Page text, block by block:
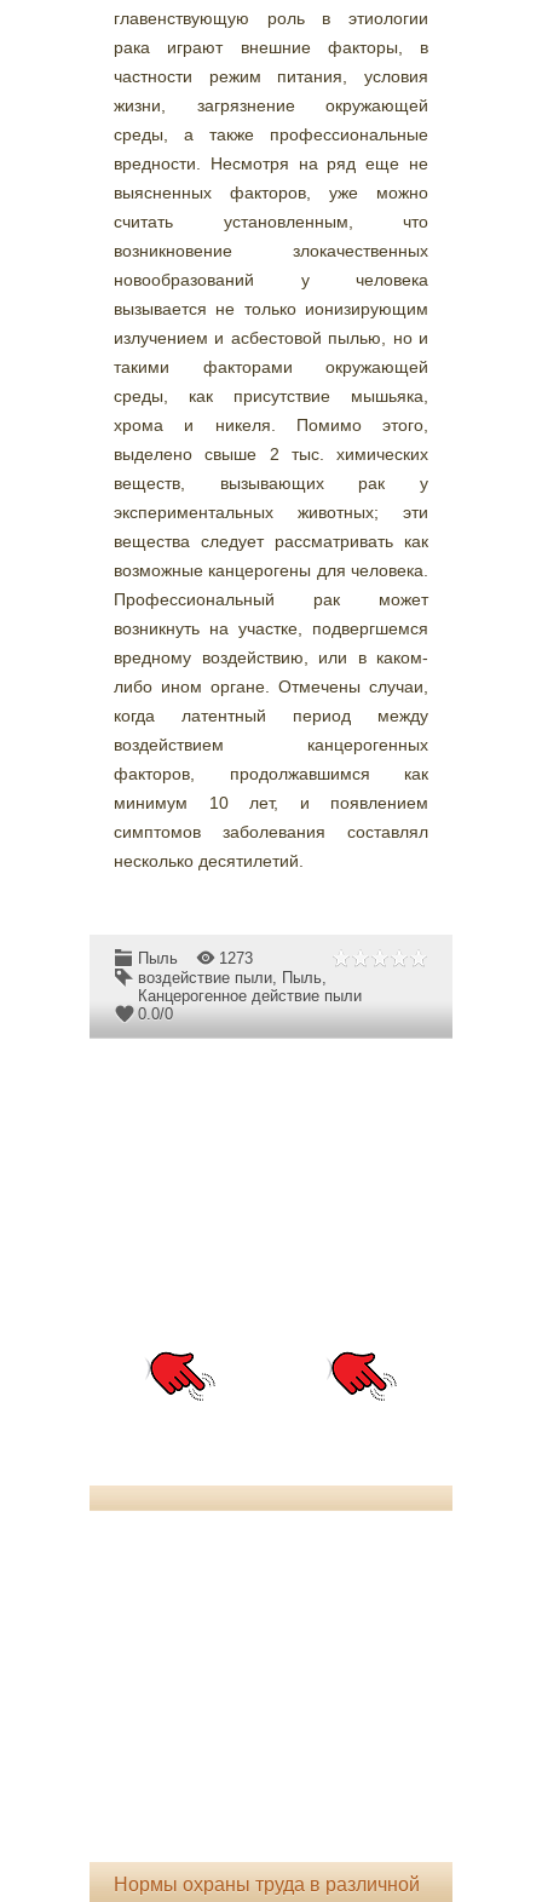
главенствующую роль в этиологии
рака играют внешние факторы, в
частности режим питания, условия
жизни, загрязнение окружающей
среды, а также профессиональные
вредности. Несмотря на ряд еще не
выясненных факторов, уже можно
считать установленным, что
возникновение злокачественных
новообразований у человека
вызывается не только ионизирующим
излучением и асбестовой пылью, но и
такими факторами окружающей
среды, как присутствие мышьяка,
хрома и никеля. Помимо этого,
выделено свыше 2 тыс. химических
веществ, вызывающих рак у
экспериментальных животных; эти
вещества следует рассматривать как
возможные канцерогены для человека.
Профессиональный рак может
возникнуть на участке, подвергшемся
вредному воздействию, или в каком-
либо ином органе. Отмечены случаи,
когда латентный период между
воздействием канцерогенных
факторов, продолжавшимся как
минимум 10 лет, и появлением
симптомов заболевания составлял
несколько десятилетий.
Пыль
1273
воздействие пыли, Пыль,
Канцерогенное действие пыли
0.0/0
Нормы охраны труда в различной